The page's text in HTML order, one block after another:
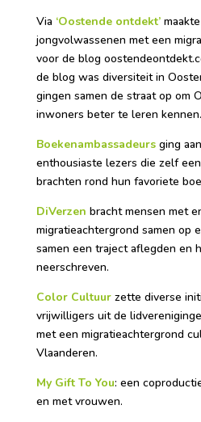
Via ‘Oostende ontdekt’
jongvolwassenen met een
voor de blog
de blog was diversiteit in
gingen samen de straat op om
inwoners beter te leren kennen.
Boekenambassadeursging
enthousiaste lezers die zelf
brachten rond hun favoriete
DiVerzen bracht mensen met
migratieachtergrond samen op
samen een traject aflegden en
neerschreven.
Color Cultuurzette diverse
vrijwilligers uit de
met een migratieachtergrond
Vlaanderen.
My Gift To You: een
en met vrouwen.